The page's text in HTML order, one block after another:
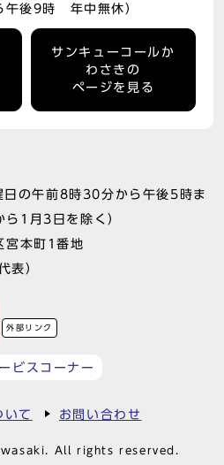
午後9時 年中無休）
サンキューコールか
わさきの
ページを見る
日の午前8時30分から午後5時ま
1月3日を除く）
本町1番地
表）
外部リンク
ビスコーナー
いて お問い合わせ
All rights reserved.